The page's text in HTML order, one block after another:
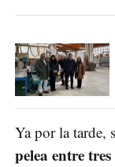
Ya por la tarde,
pelea entre